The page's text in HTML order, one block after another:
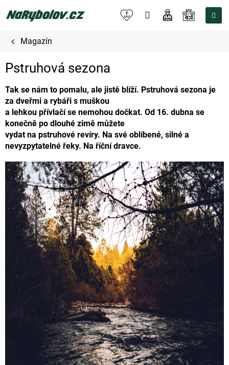
na
NÁKUPNÍ
Magazín
Pstruhová sezona
Tak se nám to pomalu, ale jistě blíží. Pstruhová sezona je
za dveřmi a rybáři s muškou
a lehkou přívlačí se nemohou dočkat. Od 16. dubna se
konečně po dlouhé zimě můžete
vydat na pstruhové revíry. Na své oblíbené, silné a
nevyzpytatelné řeky. Na říční dravce.